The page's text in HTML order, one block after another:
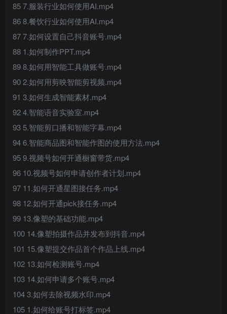
85 7.服装行业如何使用AI.mp4
86 8.餐饮行业如何使用AI.mp4
87 7.如何设置自己抖音账号.mp4
88 1.如何制作PPT.mp4
89 8.如何用智能工具做账号.mp4
90 2.如何用剪映智能剪视频.mp4
91 3.如何生成智能素材.mp4
92 4.智能语音实验室.mp4
93 5.智能剪口播和智能字幕.mp4
94 6.智能商品图和智能作图的使用方法.mp4
95 9.视频号如何开通橱窗带货.mp4
96 10.视频号如何申请创作者计划.mp4
97 11.如何开通星图接任务.mp4
98 12.如何开通pick接任务.mp4
99 13.像塑的基础功能.mp4
100 14.像塑拍摄作品并发布到抖音.mp4
101 15.像塑提交作品首个作品上线.mp4
102 13.如何检测账号.mp4
103 14.如何申请多个账号.mp4
104 3.如何去除视频水印.mp4
105 1.如何给账号打标签.mp4